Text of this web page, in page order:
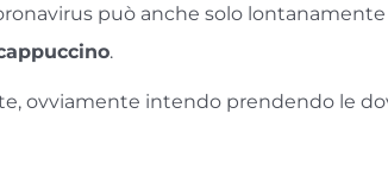
può anche solo
.
ovviamente intendo prendendo le